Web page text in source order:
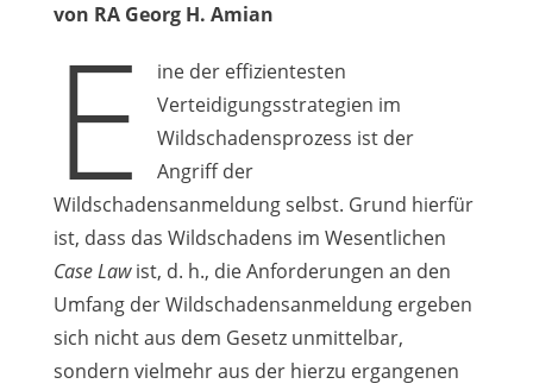
von RA Georg H. Amian
E
ine der effizientesten
Verteidigungsstrategien im
Wildschadensprozess ist der
Angriff der
Wildschadensanmeldung selbst. Grund hierfür
ist, dass das Wildschadens im Wesentlichen
Case Lawist, d. h., die Anforderungen an den
Umfang der Wildschadensanmeldung ergeben
sich nicht aus dem Gesetz unmittelbar,
sondern vielmehr aus der hierzu ergangenen